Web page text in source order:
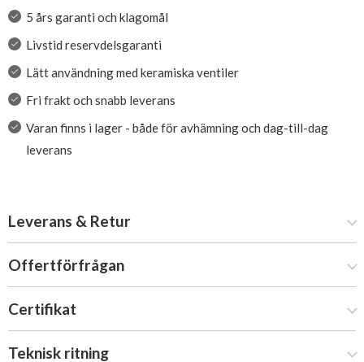
5 års garanti och klagomål
Livstid reservdelsgaranti
Lätt användning med keramiska ventiler
Fri frakt och snabb leverans
Varan finns i lager - både för avhämning och dag-till-dag
leverans
Leverans & Retur
Offertförfrågan
Certifikat
Teknisk ritning